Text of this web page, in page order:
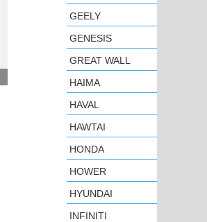
GEELY
GENESIS
GREAT WALL
HAIMA
HAVAL
HAWTAI
HONDA
HOWER
HYUNDAI
INFINITI